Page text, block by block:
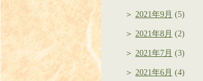
2021年9月 (5)
2021年8月 (2)
2021年7月 (3)
2021年6月 (4)